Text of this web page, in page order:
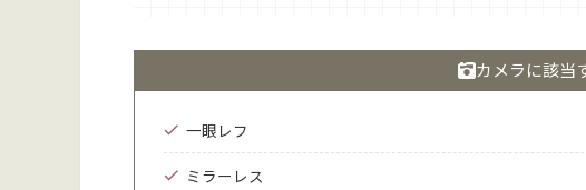
カメラに該当
一眼レフ
ミラーレス